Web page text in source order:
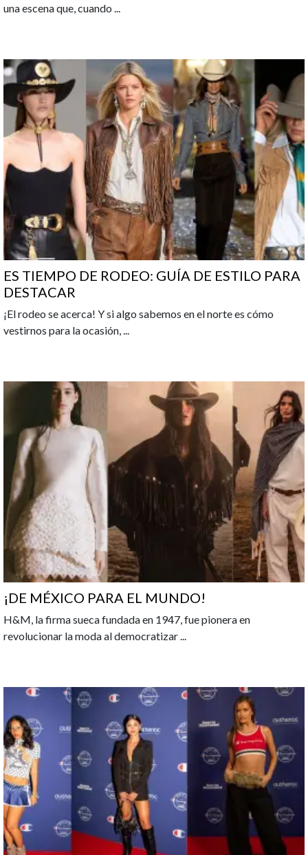
una escena que, cuando
ES TIEMPO DE RODEO: GUÍA DE ESTILO PARA
DESTACAR
¡El rodeo se acerca! Y si algo sabemos en el norte es cómo
vestirnos para la ocasión,
¡DE MÉXICO PARA EL MUNDO!
H&M, la firma sueca fundada en 1947, fue pionera en
revolucionar la moda al democratizar